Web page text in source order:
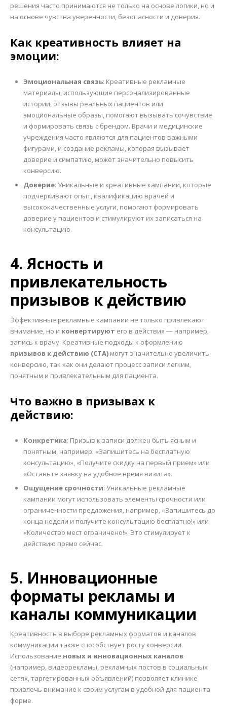
решения часто принимаются не только на основе логики, но и
на основе чувства уверенности, безопасности и доверия.
Как креативность влияет на
эмоции:
Эмоциональная связь: Креативные рекламные
материалы, использующие персонализированные
истории, отзывы реальных пациентов или
эмоциональные образы, помогают вызывать сочувствие
и формировать связь с брендом. Врачи и медицинские
учреждения часто являются для пациентов важными
фигурами, и создание рекламы, которая вызывает
доверие и симпатию, может значительно повысить
конверсию.
Доверие: Уникальные и креативные кампании, которые
подчеркивают опыт, квалификацию врачей и
высококачественные услуги, помогают формировать
доверие у пациентов и стимулируют их записаться на
консультацию.
4. Ясность и
привлекательность
призывов к действию
Эффективные рекламные кампании не только привлекают
внимание, но и конвертируют его в действия — например,
запись к врачу. Креативные подходы к оформлению
призывов к действию (CTA) могут значительно увеличить
конверсию, так как они делают процесс записи легким,
понятным и привлекательным для пациента.
Что важно в призывах к
действию:
Конкретика: Призыв к записи должен быть ясным и
понятным, например: «Запишитесь на бесплатную
консультацию», «Получите скидку на первый прием» или
«Оставьте заявку на удобное время визита».
Ощущение срочности: Уникальные рекламные
кампании могут использовать элементы срочности или
ограниченности предложения, например, «Запишитесь до
конца недели и получите консультацию бесплатно!» или
«Количество мест ограничено!». Это стимулирует к
действию прямо сейчас.
5. Инновационные
форматы рекламы и
каналы коммуникации
Креативность в выборе рекламных форматов и каналов
коммуникации также способствует росту конверсии.
Использование новых и инновационных каналов
(например, видеорекламы, рекламных постов в социальных
сетях, таргетированных объявлений) позволяет клинике
привлечь внимание к своим услугам в удобной для пациента
форме.